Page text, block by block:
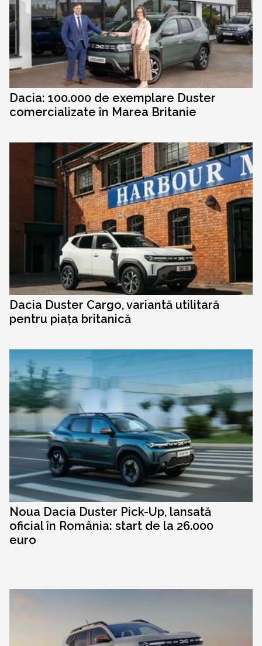
Dacia: 100.000 de exemplare Duster
comercializate în Marea Britanie
Dacia Duster Cargo, variantă utilitară
pentru piața britanică
Noua Dacia Duster Pick-Up, lansată
oficial în România: start de la 26.000
euro